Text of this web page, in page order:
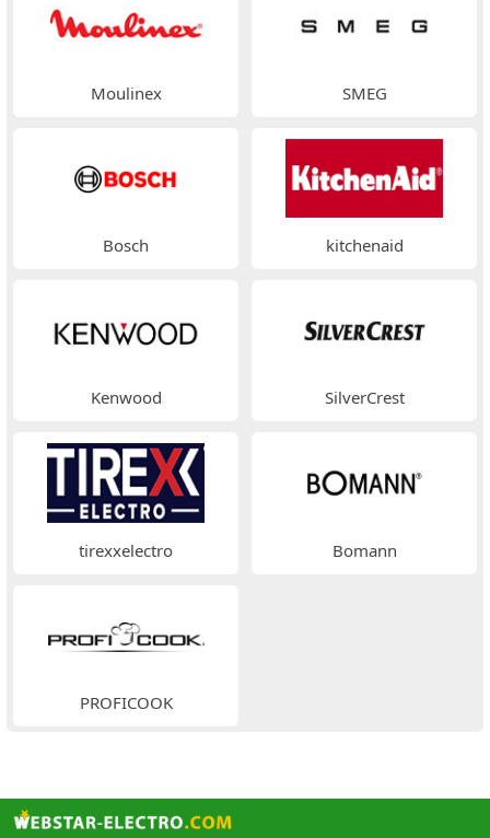
Moulinex SMEG
Bosch kitchenaid
Kenwood SilverCrest
tirexxelectro Bomann
PROFICOOK